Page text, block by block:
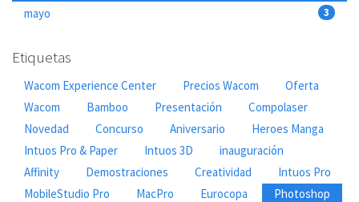
mayo 3
Etiquetas
Wacom Experience Center Precios Wacom
Oferta
Wacom
Bamboo Presentación
Compolaser
Novedad
Concurso Aniversario
Heroes Manga
Intuos Pro & Paper
Intuos 3D
inauguración
Affinity
Demostraciones Creatividad
Intuos Pro
MobileStudio Pro
MacPro Eurocopa
Photoshop